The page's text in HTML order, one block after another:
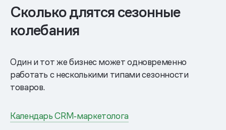
Сколько длятся сезонные
колебания
Один и тот же бизнес может одновременно
работать с несколькими типами сезонности
товаров.
Календарь CRM‑маркетолога